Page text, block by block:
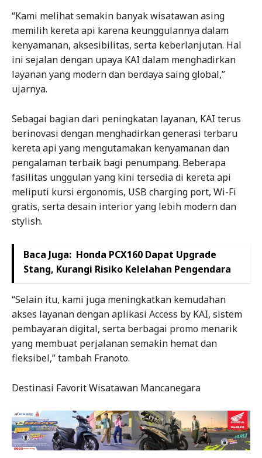
“Kami melihat semakin banyak wisatawan asing
memilih kereta api karena keunggulannya dalam
kenyamanan, aksesibilitas, serta keberlanjutan. Hal
ini sejalan dengan upaya KAI dalam menghadirkan
layanan yang modern dan berdaya saing global,”
ujarnya.
Sebagai bagian dari peningkatan layanan, KAI terus
berinovasi dengan menghadirkan generasi terbaru
kereta api yang mengutamakan kenyamanan dan
pengalaman terbaik bagi penumpang. Beberapa
fasilitas unggulan yang kini tersedia di kereta api
meliputi kursi ergonomis, USB charging port, Wi-Fi
gratis, serta desain interior yang lebih modern dan
stylish.
Baca Juga: Honda PCX160 Dapat Upgrade
Stang, Kurangi Risiko Kelelahan Pengendara
“Selain itu, kami juga meningkatkan kemudahan
akses layanan dengan aplikasi Access by KAI, sistem
pembayaran digital, serta berbagai promo menarik
yang membuat perjalanan semakin hemat dan
fleksibel,” tambah Franoto.
Destinasi Favorit Wisatawan Mancanegara